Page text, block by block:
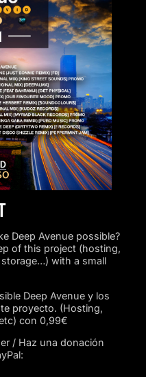
Deep Avenue possible?
of this project (hosting,
with a small
Deep Avenue y los
proyecto. (Hosting,
con 0,99€
/ Haz una donación